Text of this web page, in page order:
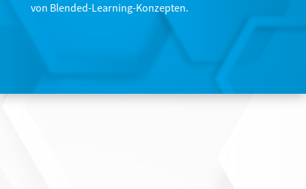
von Blended-Learning-Konzepten.